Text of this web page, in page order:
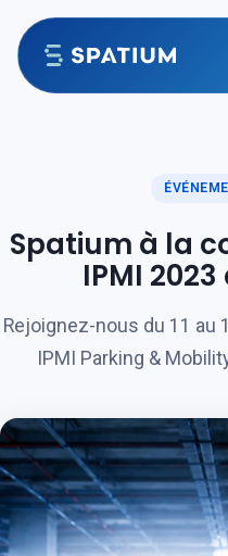
Aller au contenu
Spatium à la
IPMI
Rejoignez-nous du 11 au
IPMI Parking &